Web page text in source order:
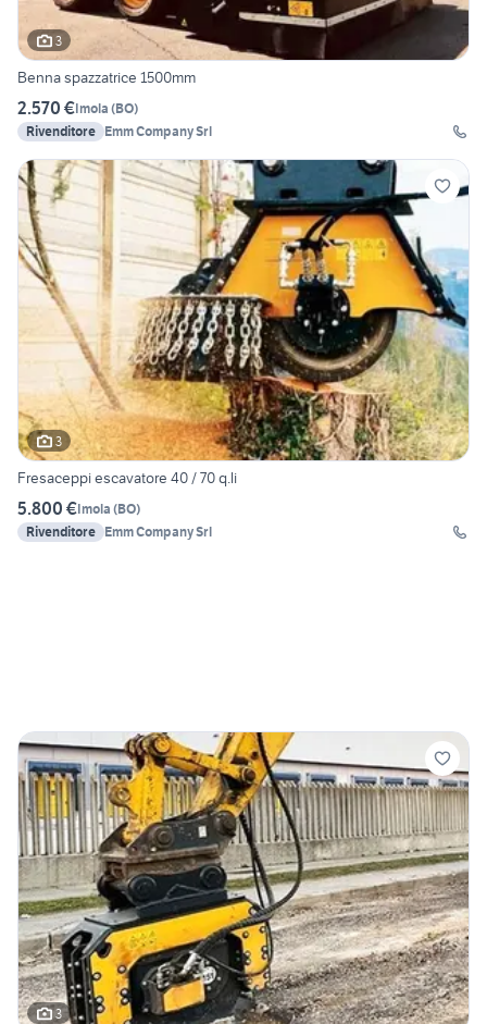
3
Benna spazzatrice 1500mm
2.570 €Imola (BO)
Rivenditore Emm Company Srl
3
Fresaceppi escavatore 40 / 70 q.li
5.800 €Imola (BO)
Rivenditore Emm Company Srl
3